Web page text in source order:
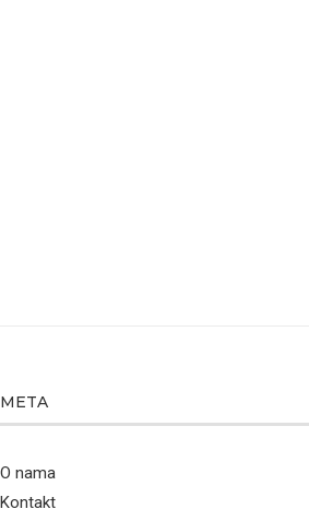
META
O nama
Kontakt